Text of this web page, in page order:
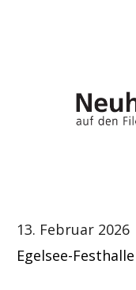
13. Februar 2026
Egelsee-Festhalle